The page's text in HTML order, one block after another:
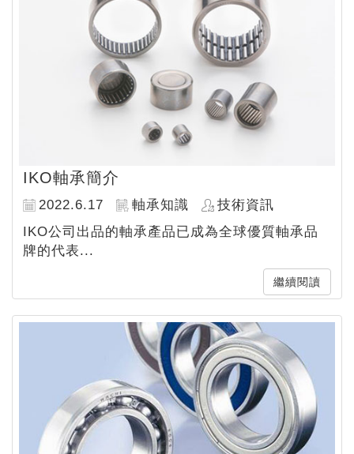
IKO軸承簡介
2022.6.17 軸承知識
技術資訊
IKO公司出品的軸承產品已成為全球優質軸承品
牌的代表...
繼續閱讀